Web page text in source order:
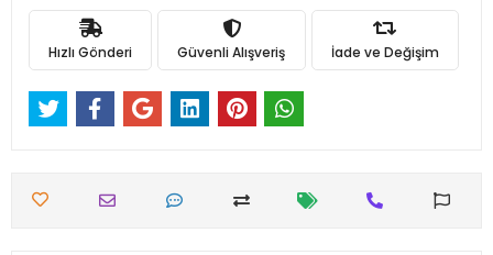
Hızlı Gönderi Güvenli Alışveriş İade ve Değişim